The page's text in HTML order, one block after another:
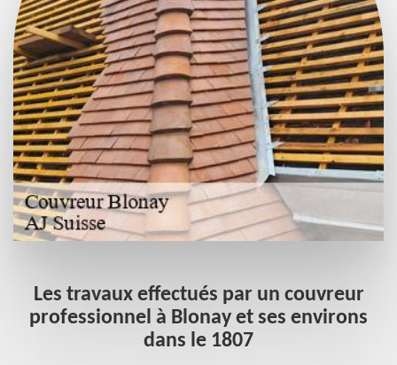
Les travaux effectués par un couvreur
professionnel à Blonay et ses environs
dans le 1807